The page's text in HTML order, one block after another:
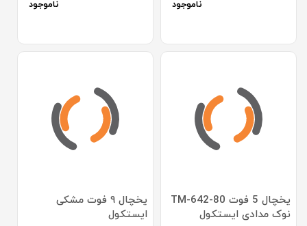
ناموجود ناموجود
یخچال 5 فوت TM-642-80
نوک مدادی ایستکول
یخچال ۹ فوت مشکی
ایستکول